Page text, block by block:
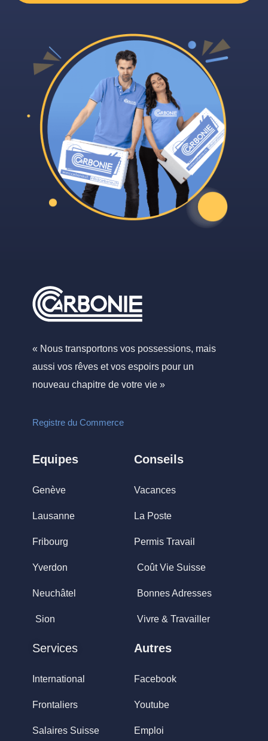
« Nous transportons vos possessions, mais
aussi vos rêves et vos espoirs pour un
nouveau chapitre de votre vie »
Registre du Commerce
Equipes
Genève
Lausanne
Fribourg
Yverdon
Neuchâtel
Sion
Conseils
Vacances
La Poste
Permis Travail
Coût Vie Suisse
Bonnes Adresses
Vivre & Travailler
Services
International
Frontaliers
Salaires Suisse
Autres
Facebook
Youtube
Emploi